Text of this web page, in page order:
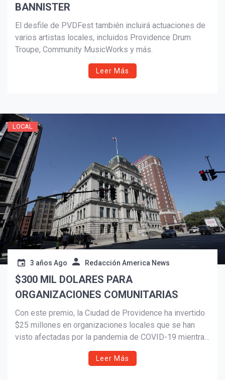
¡Suscríbete y Vive la
Experiencia!
BANNISTER
El desfile de PVDFest también incluirá actuaciones de
varios artistas locales, incluidos Providence Drum
Troupe, Community MusicWorks y más.
Leer Más
LOCAL
3 años Ago Redacción America News
$300 MIL DOLARES PARA
ORGANIZACIONES COMUNITARIAS
Con este premio, la Ciudad de Providence ha invertido
$25 millones en organizaciones locales que se han
visto afectadas por la pandemia de COVID-19 mientras
brindan servicios a las comunidades desatendidas.
Leer Más